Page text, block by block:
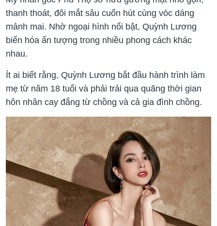
thanh thoát, đôi mắt sâu cuốn hút cùng vóc dáng
mảnh mai. Nhờ ngoại hình nổi bật, Quỳnh Lương
biến hóa ấn tượng trong nhiều phong cách khác
nhau.
Ít ai biết rằng, Quỳnh Lương bắt đầu hành trình làm
mẹ từ năm 18 tuổi và phải trải qua quãng thời gian
hôn nhân cay đắng từ chồng và cả gia đình chồng.